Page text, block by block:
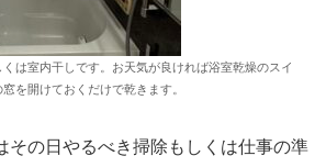
は室内干しです。お天気が良ければ浴室乾燥のスイ
を開けておくだけで乾きます。
の日やるべき掃除もしくは仕事の準